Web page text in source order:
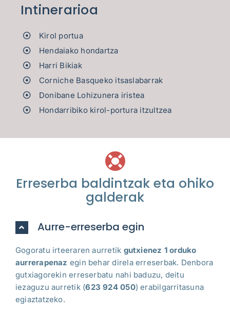
Intinerarioa
Kirol portua
Hendaiako hondartza
Harri Bikiak
Corniche Basqueko itsaslabarrak
Donibane Lohizunera iristea
Hondarribiko kirol-portura itzultzea
Erreserba baldintzak eta ohiko
galderak
Aurre-erreserba egin
Gogoratu irteeraren aurretik gutxienez 1 orduko
aurrerapenaz egin behar direla erreserbak. Denbora
gutxiagorekin erreserbatu nahi baduzu, deitu
iezaguzu aurretik (623 924 050) erabilgarritasuna
egiaztatzeko.